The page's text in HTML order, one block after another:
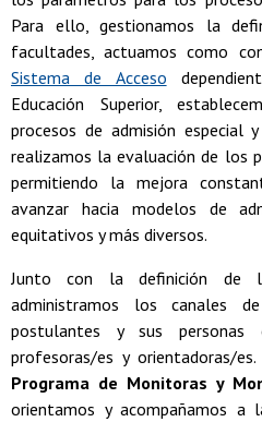
Para ello, gestionamos la
facultades, actuamos como
Sistema de Acceso
Educación Superior,
procesos de admisión especial
realizamos la evaluación de los
permitiendo la mejora
avanzar hacia modelos de
equitativos y más diversos.
Junto con la definición de
administramos los canales
postulantes y sus personas
profesoras/es y orientadoras/
Programa de Monitoras y
orientamos y acompañamos a